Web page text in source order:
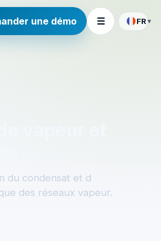
une démo ☰ FR ▾
du condensat et d
des réseaux vapeur.